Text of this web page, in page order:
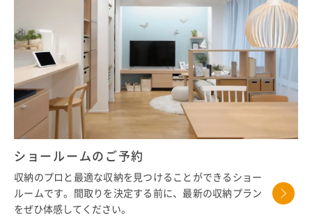
ショールームのご予約
収納のプロと最適な収納を見つけることができるショー
ルームです。間取りを決定する前に、最新の収納プラン
をぜひ体感してください。